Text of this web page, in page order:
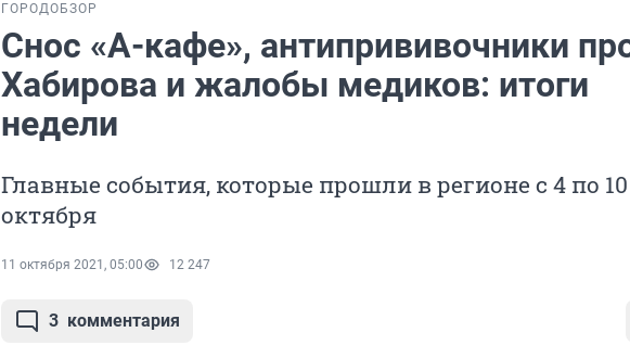
ГОРОДОБЗОР
Снос «А-кафе», антипрививочники
Хабирова и жалобы медиков: итоги
недели
Главные события, которые прошли в регионе с 4 по 10
октября
11 октября 2021, 05:00 12 247
3 комментария